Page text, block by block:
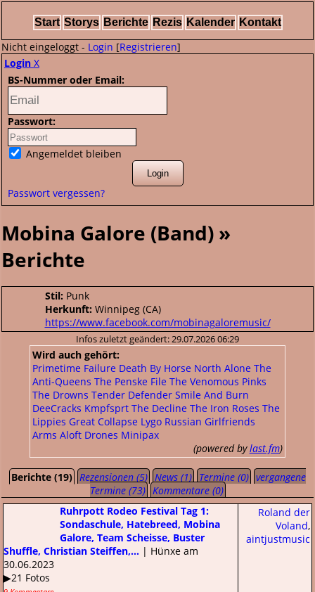
Start Storys Berichte Rezis Kalender Kontakt
Nicht eingeloggt - Login [Registrieren]
Login X
BS-Nummer oder Email:
Passwort:
Angemeldet bleiben
Passwort vergessen?
Mobina Galore (Band) »
Berichte
Stil: Punk
Herkunft: Winnipeg (CA)
https://www.facebook.com/mobinagaloremusic/
Infos zuletzt geändert: 29.07.2026 06:29
Wird auch gehört:
Primetime Failure Death By Horse North Alone The
Anti-Queens The Penske File The Venomous Pinks
The Drowns Tender Defender Smile And Burn
DeeCracks Kmpfsprt The Decline The Iron Roses The
Lippies Great Collapse Lygo Russian Girlfriends
Arms Aloft Drones Minipax
(powered bylast.fm)
Berichte (19) Rezensionen (5) News (1) Termine (0) vergangene
Termine (73)
Kommentare (0)
Roland der
Voland,
aintjustmusic
Ruhrpott Rodeo Festival Tag 1:
Sondaschule, Hatebreed, Mobina
Galore, Team Scheisse, Buster
Shuffle, Christian Steiffen,... | Hünxe am
30.06.2023
▶21 Fotos